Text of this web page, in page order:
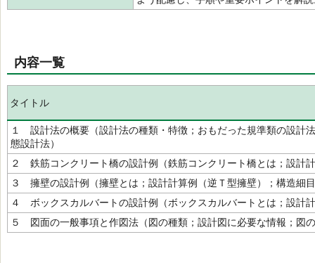
内容一覧
タイトル
１ 設計法の概要（設計法の種類・特徴；おもだった規準類の設計
態設計法）
２ 鉄筋コンクリート橋の設計例（鉄筋コンクリート橋とは；設計
３ 擁壁の設計例（擁壁とは；設計計算例（逆Ｔ型擁壁）；構造細
４ ボックスカルバートの設計例（ボックスカルバートとは；設計
５ 図面の一般事項と作図法（図の種類；設計図に必要な情報；図